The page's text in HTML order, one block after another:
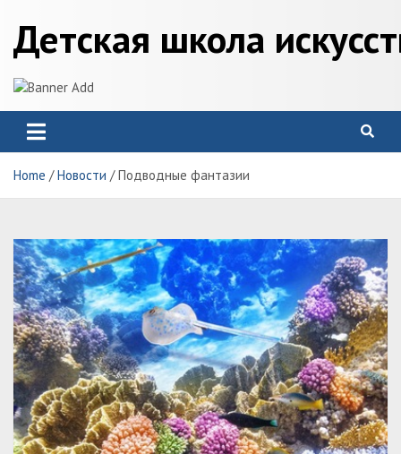
content
Детская школа
Home Новости Подводные фантазии